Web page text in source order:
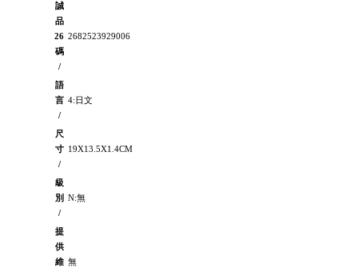
誠
品
26
碼
/
2682523929006
語
言
/
4:日文
尺
寸
/
19X13.5X1.4CM
級
別
/
N:無
提
供
維 無